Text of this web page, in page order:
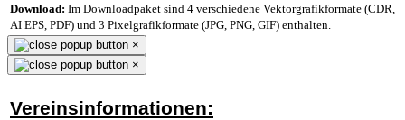
Download: Im Downloadpaket sind 4 verschiedene Vektorgrafikformate (CDR,
AI EPS, PDF) und 3 Pixelgrafikformate (JPG, PNG, GIF) enthalten.
×
×
Vereinsinformationen: